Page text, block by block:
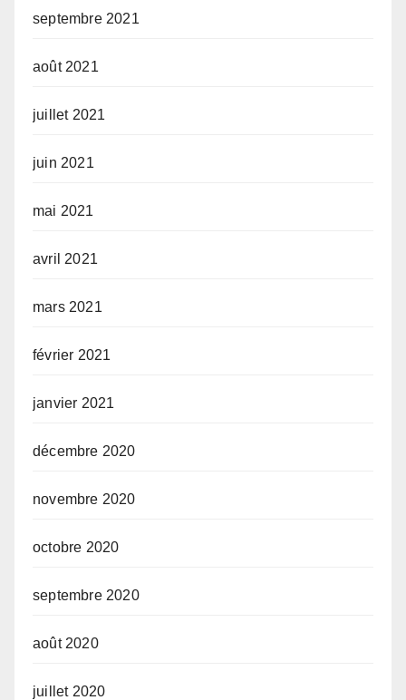
septembre 2021
août 2021
juillet 2021
juin 2021
mai 2021
avril 2021
mars 2021
février 2021
janvier 2021
décembre 2020
novembre 2020
octobre 2020
septembre 2020
août 2020
juillet 2020